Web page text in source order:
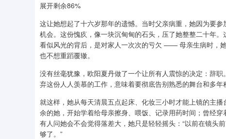
展开剩余86%
这让她想起了十六岁那年的遗憾。当时父亲病重，她因为要
机会。这份愧疚，像一块沉甸甸的石头，压了她整整二十年
看似风光的背后，是对家人一次次的亏欠 —— 母亲生病时，
也不想重蹈覆辙。
没有丝毫犹豫，欧阳夏丹做了一个让所有人震惊的决定：辞
弃这份人人羡慕的工作，意味着要彻底告别熟悉的舞台和多
就这样，她从每天清晨五点起床、化妆三小时才能上镜的主
余的她，开始学着给母亲擦身、喂饭、记录用药时间；曾经
有人问她会不会觉得落差大，她只是轻轻摇头：“以前在镜头
够了。”